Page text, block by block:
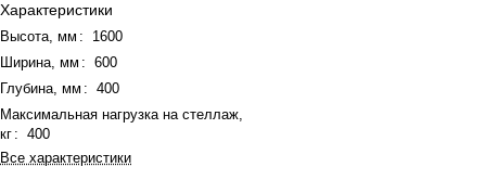
Характеристики
Высота, мм :
1600
Ширина, мм : 600
Глубина, мм : 400
Максимальная нагрузка на стеллаж,
кг : 400
Все характеристики